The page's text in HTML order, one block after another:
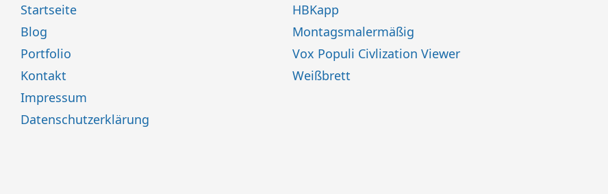
Startseite
Blog
Portfolio
Kontakt
Impressum
Datenschutzerklärung
HBKapp
Montagsmalermäßig
Vox Populi Civlization Viewer
Weißbrett